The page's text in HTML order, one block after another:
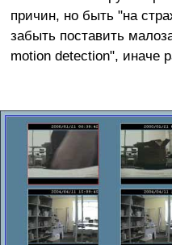
причин, но быть "на
забыть поставить
motion detection", иначе